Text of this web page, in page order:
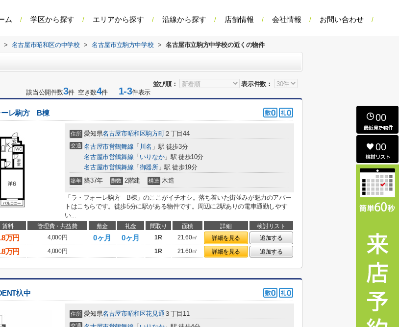
ム 学区から探す エリアから探す 沿線から探す 店舗情報 会社情報 お問い合わせ
> 名古屋市昭和区の中学校 > 名古屋市立駒方中学校 > 名古屋市立駒方中学校の近くの物件
並び順：
表示件数：
該当公開件数3件 空き数4件 1-3件表示
ーレ駒方 B棟
住所 愛知県名古屋市昭和区駒方町２丁目44
交通 名古屋市営鶴舞線 「 川名 」駅 徒歩3分
名古屋市営鶴舞線 「 いりなか」駅 徒歩10分
名古屋市営鶴舞線 「 御器所」駅 徒歩19分
築年 築37年 階数 2階建 構造 木造
「ラ・フォーレ駒方 B棟」のここがイチオシ。落ち着いた街並みが魅力のアパー
トはこちらです。徒歩5分に駅がある物件です。周辺に2駅ありの電車通勤しやす
い...
賃料 管理費・共益費 敷金 礼金 間取り 面積 詳細
検討リスト
万円 4,000円 0ヶ月 0ヶ月 1R 21.60㎡ 詳細を見る
追加する
万円 4,000円 1R 21.60㎡ 詳細を見る 追加する
杁中
住所 愛知県名古屋市昭和区花見通 ３丁目11
交通
00
00